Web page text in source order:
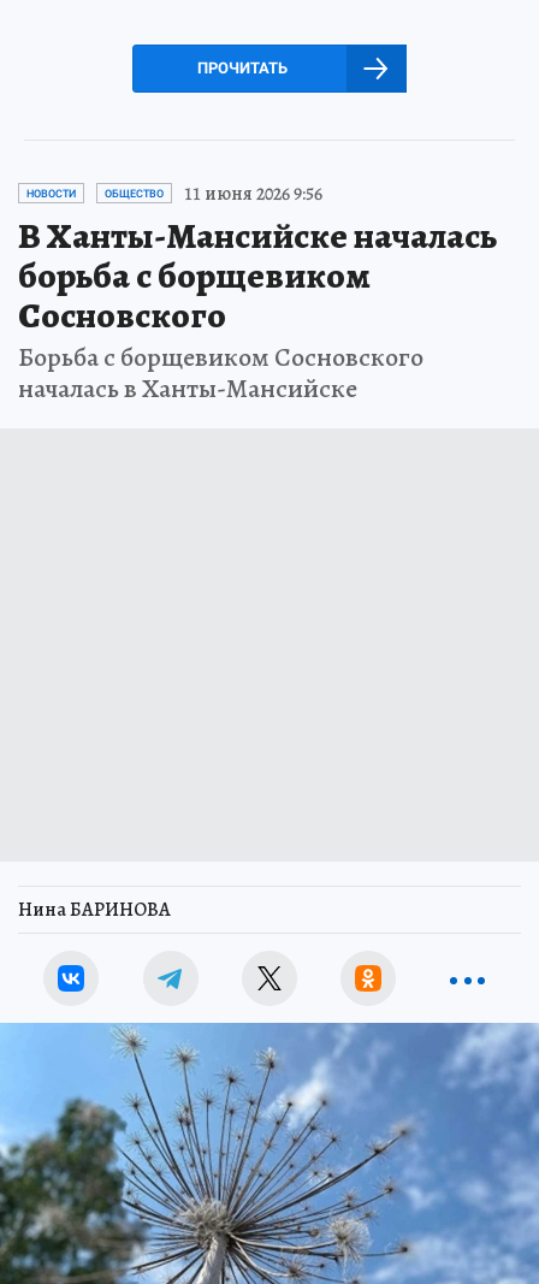
ПРОЧИТАТЬ
НОВОСТИ ОБЩЕСТВО 11 июня 2026 9:56
В Ханты-Мансийске началась
борьба с борщевиком
Сосновского
Борьба с борщевиком Сосновского
началась в Ханты-Мансийске
Нина БАРИНОВА